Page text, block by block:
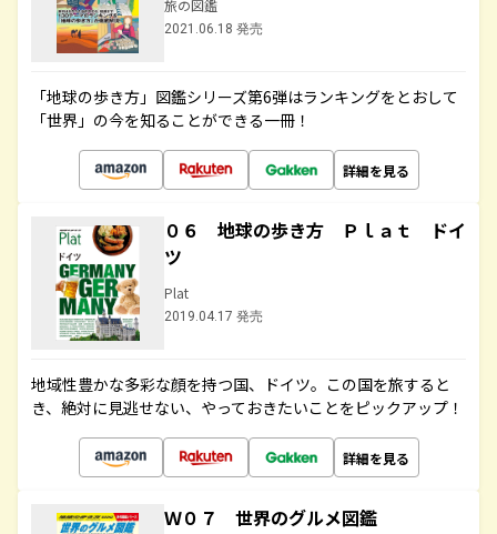
旅の図鑑
2021.06.18 発売
「地球の歩き方」図鑑シリーズ第6弾はランキングをとおして
「世界」の今を知ることができる一冊！
詳細を見る
０６ 地球の歩き方 Ｐｌａｔ ドイ
ツ
Plat
2019.04.17 発売
地域性豊かな多彩な顔を持つ国、ドイツ。この国を旅すると
き、絶対に見逃せない、やっておきたいことをピックアップ！
詳細を見る
Ｗ０７ 世界のグルメ図鑑